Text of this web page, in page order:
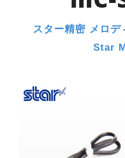
スター精密 メロ
Star